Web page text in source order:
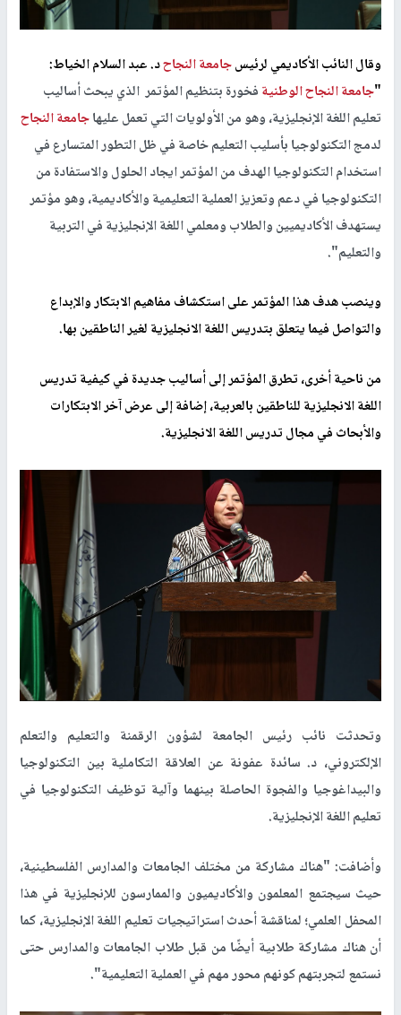
وقال النائب الأكاديمي لرئيسجامعة النجاحد. عبد السلام الخياط:
"جامعة النجاح الوطنيةفخورة بتنظيم المؤتمر الذي يبحث أساليب
تعليم اللغة الإنجليزية، وهو من الأولويات التي تعمل عليهاجامعة النجاح
لدمج التكنولوجيا بأسليب التعليم خاصة في ظل التطور المتسارع في
استخدام التكنولوجيا الهدف من المؤتمر ايجاد الحلول والاستفادة من
التكنولوجيا في دعم وتعزيز العملية التعليمية والأكاديمية، وهو مؤتمر
يستهدف الأكاديميين والطلاب ومعلمي اللغة الإنجليزية في التربية
والتعليم".
وينصب هدف هذا المؤتمر على استكشاف مفاهيم الابتكار والإبداع
والتواصل فيما يتعلق بتدريس اللغة الانجليزية لغير الناطقين بها.
من ناحية أخرى، تطرق المؤتمر إلى أساليب جديدة في كيفية تدريس
اللغة الانجليزية للناطقين بالعربية، إضافة إلى عرض آخر الابتكارات
والأبحاث في مجال تدريس اللغة الانجليزية.
وتحدثت نائب رئيس الجامعة لشؤون الرقمنة والتعليم والتعلم
الإلكتروني، د. سائدة عفونة عن العلاقة التكاملية بين التكنولوجيا
والبيداغوجيا والفجوة الحاصلة بينهما وآلية توظيف التكنولوجيا في
تعليم اللغة الإنجليزية.
وأضافت: "هناك مشاركة من مختلف الجامعات والمدارس الفلسطينية،
حيث سيجتمع المعلمون والأكاديميون والممارسون للإنجليزية في هذا
المحفل العلمي؛ لمناقشة أحدث استراتيجيات تعليم اللغة الإنجليزية، كما
أن هناك مشاركة طلابية أيضًا من قبل طلاب الجامعات والمدارس حتى
نستمع لتجربتهم كونهم محور مهم في العملية التعليمية".